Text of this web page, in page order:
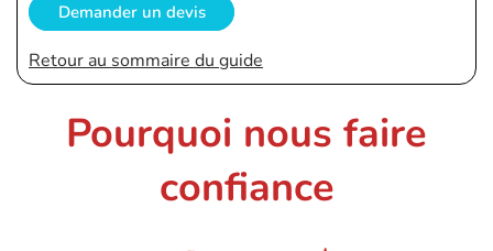
Demander un devis
Retour au sommaire du guide
Pourquoi nous faire
confiance